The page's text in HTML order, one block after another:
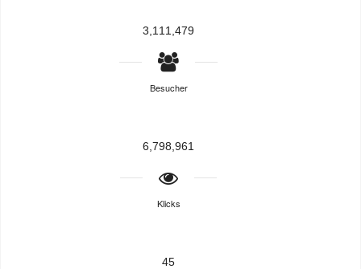
3,111,479
Besucher
6,798,961
Klicks
45